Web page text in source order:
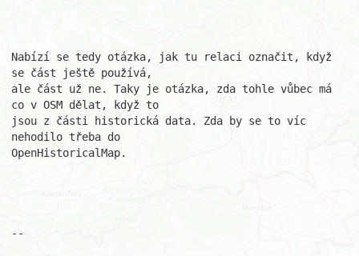
Nabízí se tedy otázka, jak tu relaci označit, když
se část ještě používá,
ale část už ne. Taky je otázka, zda tohle vůbec má
co v OSM dělat, když to
jsou z části historická data. Zda by se to víc
nehodilo třeba do
OpenHistoricalMap.
--